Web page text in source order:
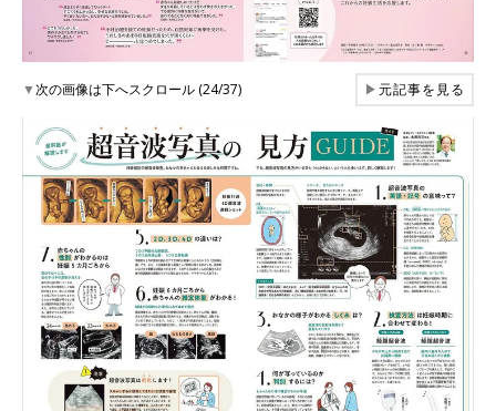
▼次の画像は下へスクロール (24/37) ▶元記事を見る